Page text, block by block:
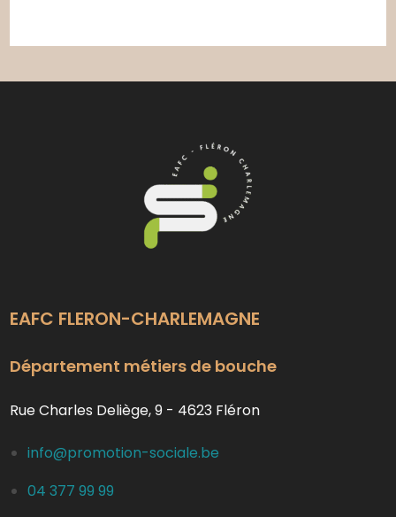
EAFC FLERON-CHARLEMAGNE
Département métiers de bouche
Rue Charles Deliège, 9 - 4623 Fléron
info@promotion-sociale.be
04 377 99 99